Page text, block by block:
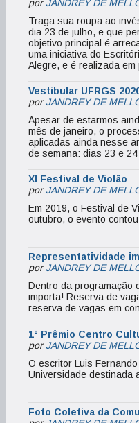
porJANDREY DE
Traga sua roupa ao
dia 23 de julho, e que
objetivo principal é
uma iniciativa do
Alegre, e é realizada em
Vestibular UFRGS
porJANDREY DE
Apesar de estarmos
mês de janeiro, o
aplicadas ainda nesse
de semana: dias 23 e
XI Festival de Violão
porJANDREY DE
Em 2019, o Festival de
outubro, o evento
Representatividade
porJANDREY DE
Dentro da programação
importa! Reserva de
reserva de vagas em
1° Prêmio Centro
porJANDREY DE
O escritor Luis
Universidade destinada
Foto Coletiva da